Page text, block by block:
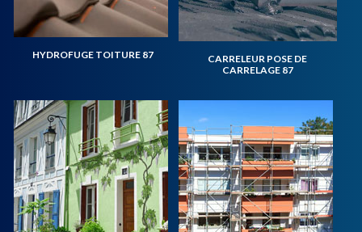
HYDROFUGE TOITURE 87
CARRELEUR POSE DE
CARRELAGE 87